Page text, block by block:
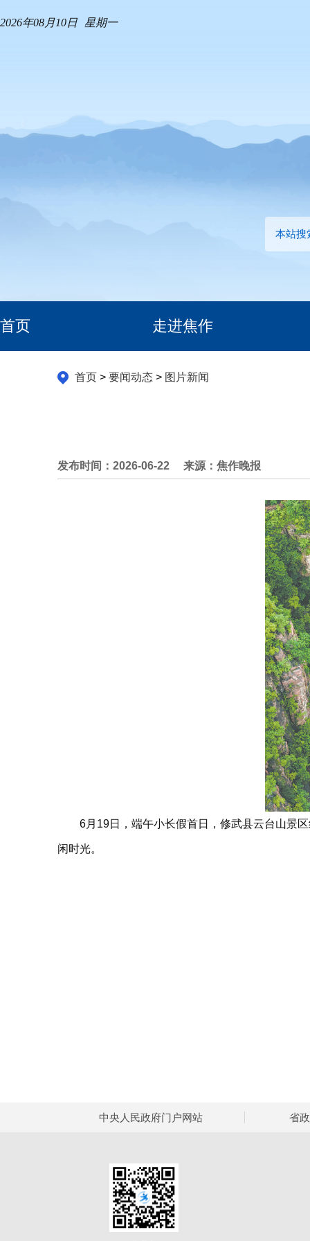
2026年08月10日 星期一
本站搜
首页 走进焦作
首页> 要闻动态> 图片新闻
发布时间：2026-06-22 来源：焦作晚报
6月19日，端午小长假首日，修武县云台山景
闲时光。
中央人民政府门户网站 省